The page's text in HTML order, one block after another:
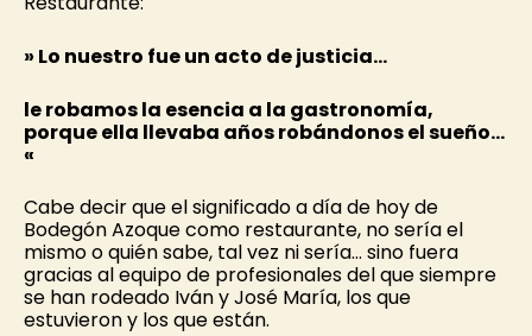
» Lo nuestro fue un acto de justicia…
le robamos la esencia a la gastronomía,
porque ella llevaba años robándonos el sueño…
«
Cabe decir que el significado a día de hoy de
Bodegón Azoque como restaurante, no sería el
mismo o quién sabe, tal vez ni sería… sino fuera
gracias al equipo de profesionales del que siempre
se han rodeado Iván y José María, los que
estuvieron y los que están.